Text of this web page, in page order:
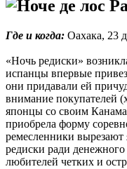
Где и когда: Оахака, 23
«Ночь редиски»
испанцы впервые
они придавали ей
внимание покупателей
японцы со своим
приобрела форму
ремесленники вырезают
редиски ради
любителей четких и